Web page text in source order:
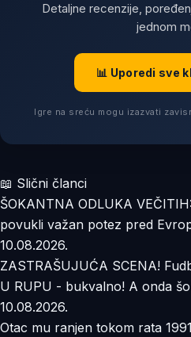
Detaljne recenzije,
jednom
📊 Uporedi sve
Igre na sreću mogu izazvati
📖 Slični članci
ŠOKANTNA ODLUKA
povukli važan potez pred
10.08.2026.
ZASTRAŠUJUĆA SCENA!
U RUPU - bukvalno! A onda
10.08.2026.
Otac mu ranjen tokom rata